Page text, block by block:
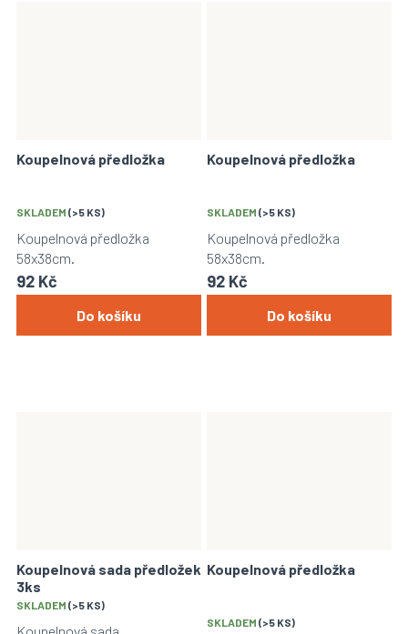
Koupelnová předložka
SKLADEM (>5 KS)
92 Kč
Do košíku
Koupelnová předložka
58x38cm.
Koupelnová předložka
SKLADEM (>5 KS)
92 Kč
Do košíku
Koupelnová předložka
58x38cm.
Koupelnová sada předložek
3ks
Průměrné
hodnocení
SKLADEM (>5 KS)
Koupelnová předložka
SKLADEM (>5 KS)